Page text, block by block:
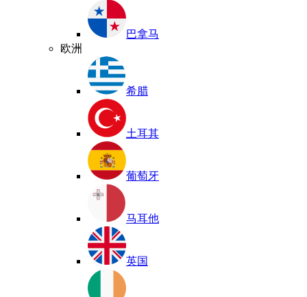
巴拿马
欧洲
希腊
土耳其
葡萄牙
马耳他
英国